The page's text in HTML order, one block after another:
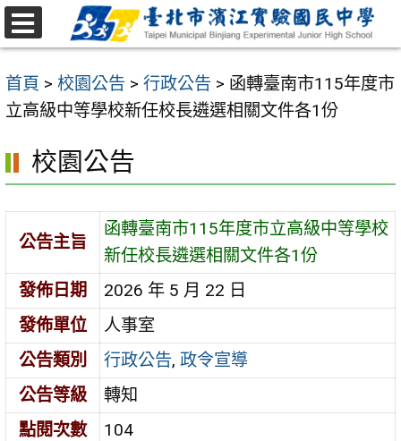
跳
至
要
內
區
首頁 > 校園公告 > 行政公告 > 函轉臺南市115年度市
立高級中等學校新任校長遴選相關文件各1份
校園公告
公告主旨
函轉臺南市115年度市立高級中等學校
新任校長遴選相關文件各1份
發佈日期
2026 年 5 月 22 日
發佈單位
人事室
公告類別
行政公告,政令宣導
公告等級
轉知
點閱次數
104
選
單